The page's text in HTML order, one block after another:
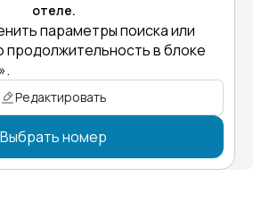
отеле.
параметры поиска или
продолжительность в блоке
Редактировать
Выбрать номер